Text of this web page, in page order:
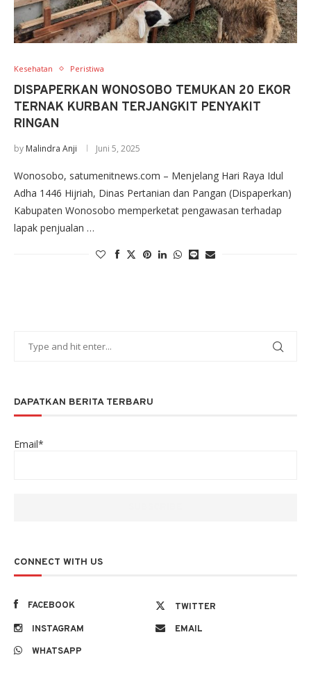
Kesehatan Peristiwa
DISPAPERKAN WONOSOBO TEMUKAN 20 EKOR
TERNAK KURBAN TERJANGKIT PENYAKIT
RINGAN
by Malindra Anji Juni 5, 2025
Wonosobo, satumenitnews.com – Menjelang Hari Raya Idul
Adha 1446 Hijriah, Dinas Pertanian dan Pangan (Dispaperkan)
Kabupaten Wonosobo memperketat pengawasan terhadap
lapak penjualan …
DAPATKAN BERITA TERBARU
Email*
CONNECT WITH US
FACEBOOK
TWITTER
INSTAGRAM
EMAIL
WHATSAPP